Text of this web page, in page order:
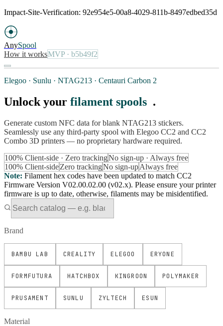
Impact-Site-Verification: 92e954e5-00a8-4029-811b-8497edbed35d
AnySpool
How it worksMVP· b5b49f2
Elegoo · Sunlu · NTAG213 · Centauri Carbon 2
Unlock your filament spools .
Generate custom NFC data for blank NTAG213 stickers.
Seamlessly use any third-party spool with Elegoo CC2 and CC2
Combo 3D printers — no proprietary hardware required.
100% Client-side · Zero trackingNo sign-up · Always free
100% Client-sideZero trackingNo sign-upAlways free
Note: Filament hex codes have been updated to match CC2
Firmware Version V02.00.02.00 (v02.x). Please ensure your printer
firmware is up to date, otherwise, filaments may be misidentified.
Brand
BAMBU LAB CREALITY ELEGOO ERYONE
FORMFUTURA HATCHBOX KINGROON POLYMAKER
PRUSAMENT SUNLU ZYLTECH ESUN
Material